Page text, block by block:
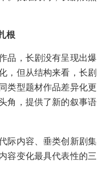
根
品，长剧没有呈现出爆
，但从结构来看，长剧
类型题材作品差异化更
角，提供了新的叙事语
际内容、垂类创新剧集
容变化最具代表性的三